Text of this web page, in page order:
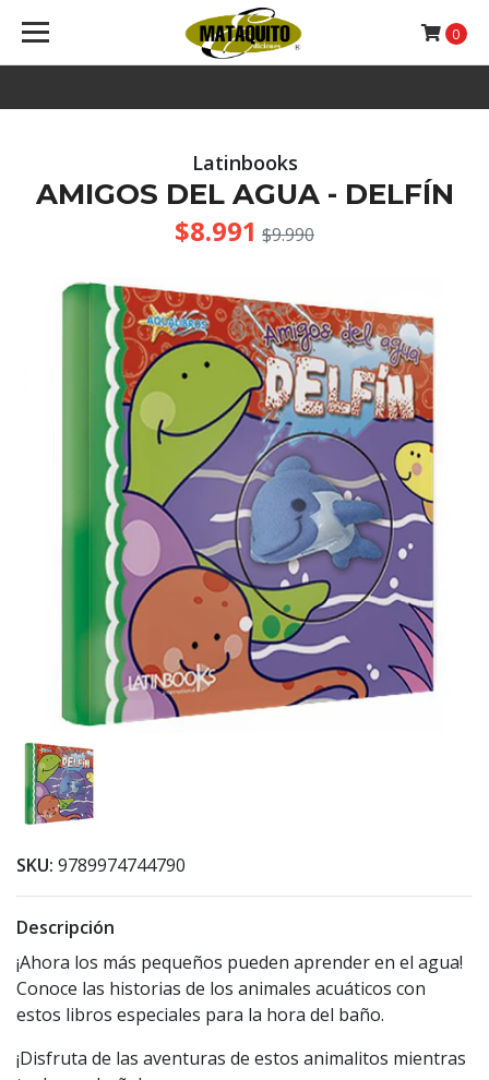
0
Latinbooks
AMIGOS DEL AGUA - DELFÍN
$8.991 $9.990
SKU: 9789974744790
Descripción
¡Ahora los más pequeños pueden aprender en el agua!
Conoce las historias de los animales acuáticos con
estos libros especiales para la hora del baño.
¡Disfruta de las aventuras de estos animalitos mientras